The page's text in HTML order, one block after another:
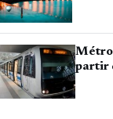
Métro
partir